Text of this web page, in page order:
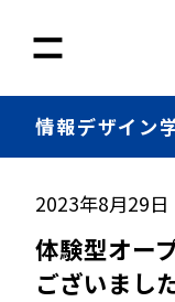
情報デザイン
2023年8月29日
体験型オー
ございまし